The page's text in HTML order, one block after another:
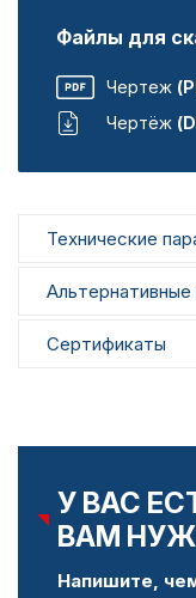
Файлы для
Чертеж
Чертёж
Технические
Альтернативные
Сертификаты
У ВАС
ВАМ
Напишите,